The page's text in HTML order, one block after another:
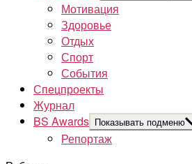
Мотивация
Здоровье
Отдых
Спорт
События
Спецпроекты
Журнал
BS Awards Показывать подменю
Репортаж